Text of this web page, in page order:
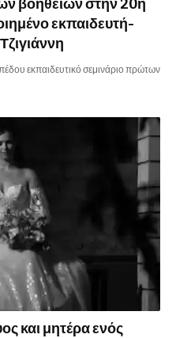
βοηθειών στην 20η
εκπαιδευτή-
εκπαιδευτικό σεμινάριο πρώτων
και μητέρα ενός